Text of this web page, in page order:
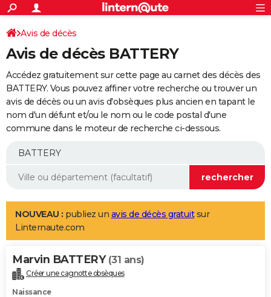
ACTUALITÉS
Politique
Société
Faits Divers
Education
Monde
Villes
+
SPORT
Coupe du monde 2026
Football
Tennis
Cyclisme
Rugby
Forum
Programme TV
TNT
Streaming
Cinéma
Sorties cinéma
Musique
+
FINANCE
Retraite
Epargne
Immobilier
Risques naturels par ville
Banque
Assurance
AUTO
Essais
Réserver un essai
Citadines
Berlines
SUV
Forum auto
+
Mobiles
Meilleur smartphone
Internet
Ordinateurs
Jeux vidéo
Guide high-tech
Aménagement intérieur
LIFESTYLE
Art de vivre
Bien-être
Loisirs
Mode
Modes de vie
Alimentation
Guide de la santé
Maladies
Médicaments
Sommeil
VOYAGE
Destinations
City break
Voyage nature
Voyage de noces
Forum
Climat
+PHOTO
Avis de décès
Avis de décès BATTERY
Accédez gratuitement sur cette page au carnet des décès des
BATTERY. Vous pouvez affiner votre recherche ou trouver un
avis de décès ou un avis d'obsèques plus ancien en tapant le
nom d'un défunt et/ou le nom ou le code postal d'une
commune dans le moteur de recherche ci-dessous.
NOUVEAU : publiez un avis de décès gratuitsur
Linternaute.com
Marvin BATTERY (31 ans)
Créer une cagnotte obsèques
Naissance